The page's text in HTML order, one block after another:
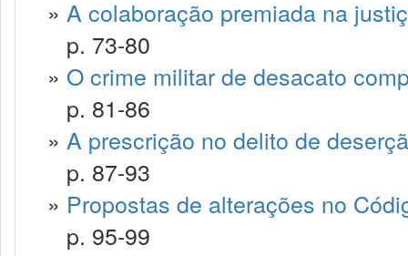
» A colaboração premiada na
p. 73-80
» O crime militar de desacato
p. 81-86
» A prescrição no delito de
p. 87-93
» Propostas de alterações no
p. 95-99